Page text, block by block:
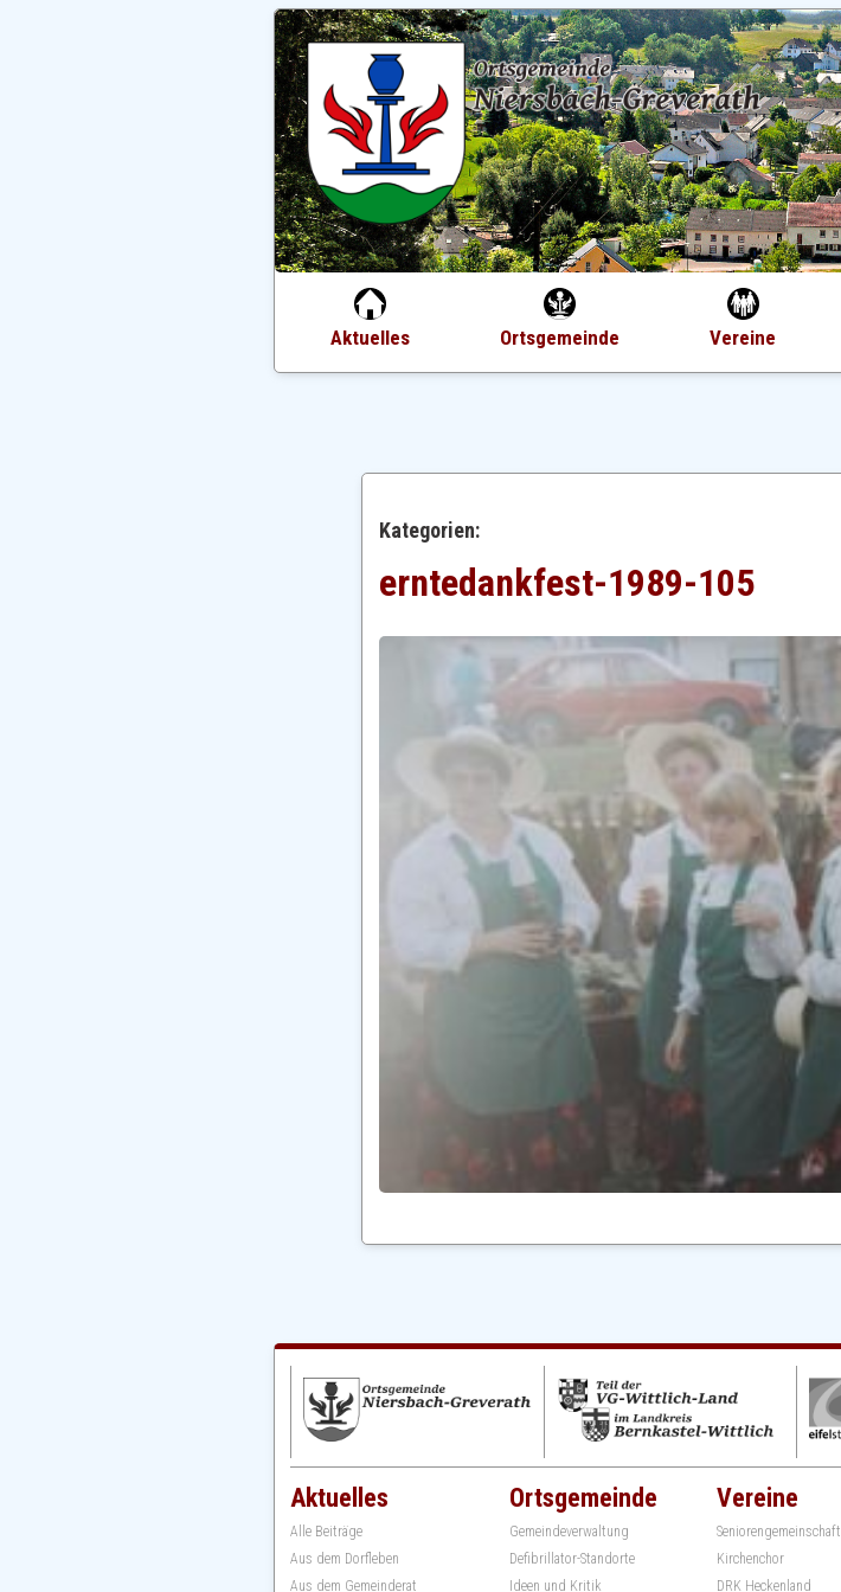
Aktuelles Ortsgemeinde Vereine
Kategorien:
erntedankfest-1989-105
Aktuelles
Alle Beiträge
Aus dem Dorfleben
Aus dem Gemeinderat
Ortsgemeinde
Gemeindeverwaltung
Defibrillator-Standorte
Ideen und Kritik
Vereine
Seniorengemeinschaft
Kirchenchor
DRK Heckenland